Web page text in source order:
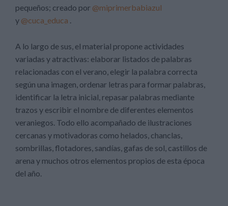
pequeños; creado por @miprimerbabiazul
y @cuca_educa .
A lo largo de sus, el material propone actividades
variadas y atractivas: elaborar listados de palabras
relacionadas con el verano, elegir la palabra correcta
según una imagen, ordenar letras para formar palabras,
identificar la letra inicial, repasar palabras mediante
trazos y escribir el nombre de diferentes elementos
veraniegos. Todo ello acompañado de ilustraciones
cercanas y motivadoras como helados, chanclas,
sombrillas, flotadores, sandías, gafas de sol, castillos de
arena y muchos otros elementos propios de esta época
del año.